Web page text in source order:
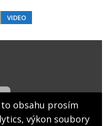
Hledat
VIDEO
obsahu prosím
výkon soubory